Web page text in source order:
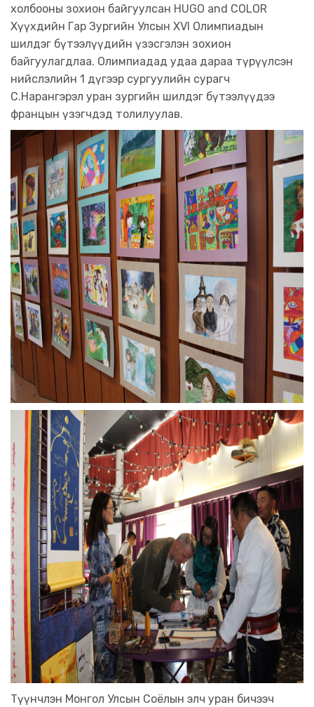
холбооны зохион байгуулсан HUGO and COLOR
Хүүхдийн Гар Зургийн Улсын XVI Олимпиадын
шилдэг бүтээлүүдийн үзэсгэлэн зохион
байгуулагдлаа. Олимпиадад удаа дараа түрүүлсэн
нийслэлийн 1 дүгээр сургуулийн сурагч
С.Нарангэрэл уран зургийн шилдэг бүтээлүүдээ
францын үзэгчдэд толилуулав.
Түүнчлэн Монгол Улсын Соёлын элч уран бичээч